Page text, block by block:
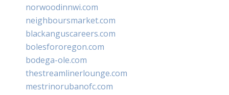
norwoodinnwi.com
neighboursmarket.com
blackanguscareers.com
bolesfororegon.com
bodega-ole.com
thestreamlinerlounge.com
mestrinorubanofc.com